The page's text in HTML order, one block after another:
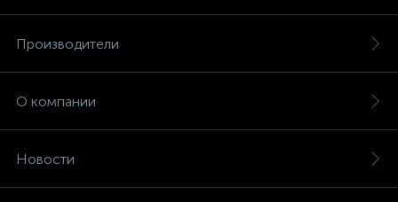
Производители
О компании
Новости